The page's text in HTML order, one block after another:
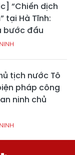
“Chiến dịch
tại Hà Tĩnh:
bước đầu
tịch nước Tô
pháp công
ninh chủ